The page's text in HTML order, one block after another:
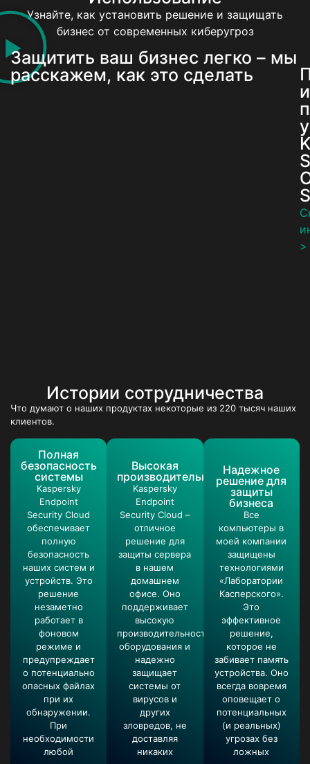
Узнайте, как установить решение и защищать
бизнес от современных киберугроз
Защитить ваш бизнес легко – мы
расскажем, как это сделать
>
Истории сотрудничества
Что думают о наших продуктах некоторые из 220 тысяч наших
клиентов.
Kaspersky
Endpoint
Security Cloud
обеспечивает
полную
безопасность
наших систем и
устройств. Это
решение
незаметно
работает в
фоновом
режиме и
предупреждает
о потенциально
опасных файлах
при их
обнаружении.
При
необходимости
любой
Полная
безопасность
системы
Kaspersky
Endpoint
Security Cloud –
отличное
решение для
защиты сервера
в нашем
домашнем
офисе. Оно
поддерживает
высокую
производительность
оборудования и
надежно
защищает
системы от
вирусов и
других
зловредов, не
доставляя
никаких
Высокая
производительность
Все
компьютеры в
моей компании
защищены
технологиями
«Лаборатории
Касперского».
Это
эффективное
решение,
которое не
забивает память
устройства. Оно
всегда вовремя
оповещает о
потенциальных
(и реальных)
угрозах без
ложных
Надежное
решение для
защиты
бизнеса